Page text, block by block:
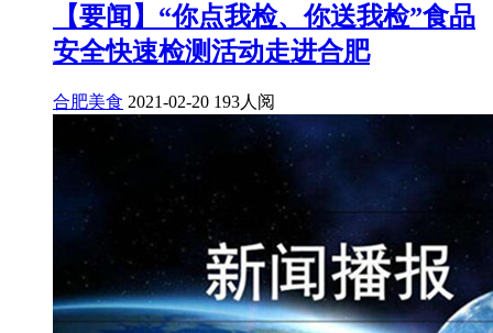
【要闻】“你点我检、你送我检”食品
安全快速检测活动走进合肥
合肥美食 2021-02-20 193人阅